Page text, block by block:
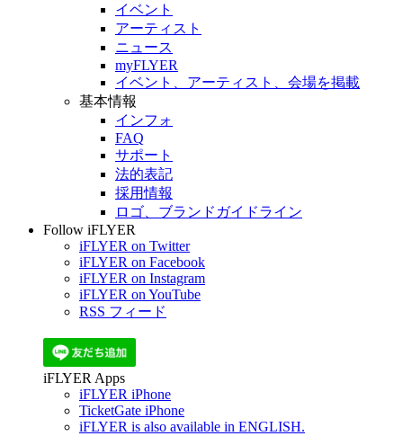
イベント
アーティスト
ニュース
myFLYER
イベント、アーティスト、会場を掲載
基本情報
インフォ
FAQ
サポート
法的表記
採用情報
ロゴ、ブランドガイドライン
Follow iFLYER
iFLYER on Twitter
iFLYER on Facebook
iFLYER on Instagram
iFLYER on YouTube
RSS フィード
iFLYER Apps
iFLYER iPhone
TicketGate iPhone
iFLYER is also available in ENGLISH.